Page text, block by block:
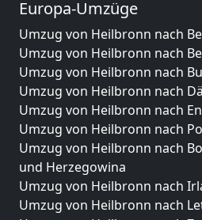
Europa-Umzüge
Umzug von Heilbronn nach
Umzug von Heilbronn nach
Umzug von Heilbronn nach
Umzug von Heilbronn nach
Umzug von Heilbronn nach
Umzug von Heilbronn nach
Umzug von Heilbronn nach
und Herzegowina
Umzug von Heilbronn nach
Umzug von Heilbronn nach